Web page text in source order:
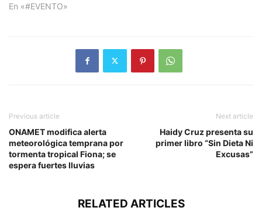
En «#EVENTO»
Previous article
ONAMET modifica alerta
meteorológica temprana por
tormenta tropical Fiona; se
espera fuertes lluvias
Next article
Haidy Cruz presenta su
primer libro “Sin Dieta Ni
Excusas”
RELATED ARTICLES